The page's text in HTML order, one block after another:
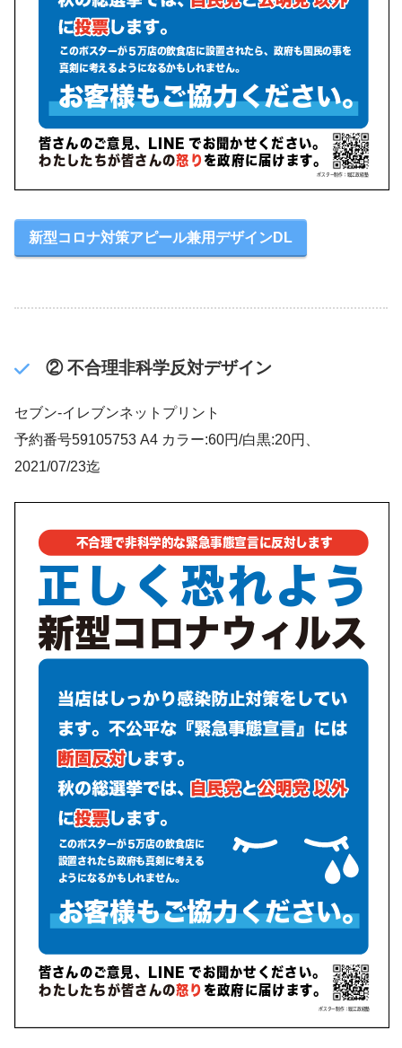
新型コロナ対策アピール兼用デザインDL
② 不合理非科学反対デザイン
セブン‐イレブンネットプリント
予約番号59105753 A4 カラー:60円/白黒:20円、
2021/07/23迄